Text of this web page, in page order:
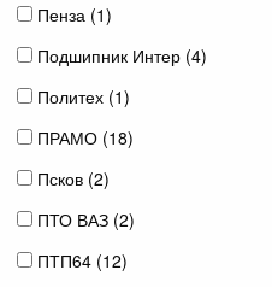
Пенза (1)
Подшипник Интер (4)
Политех (1)
ПРАМО (18)
Псков (2)
ПТО ВАЗ (2)
ПТП64 (12)